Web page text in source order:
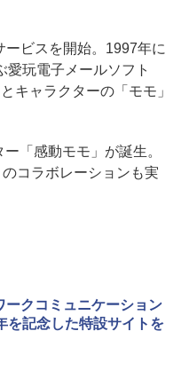
ビスを開始。1997年に
愛玩電子メールソフト
キャラクターの「モモ」
「感動モモ」が誕生。
コラボレーションも実
ークコミュニケーション
を記念した特設サイトを